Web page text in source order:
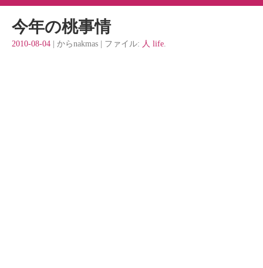
今年の桃事情
2010-08-04 | からnakmas | ファイル: 人 life.